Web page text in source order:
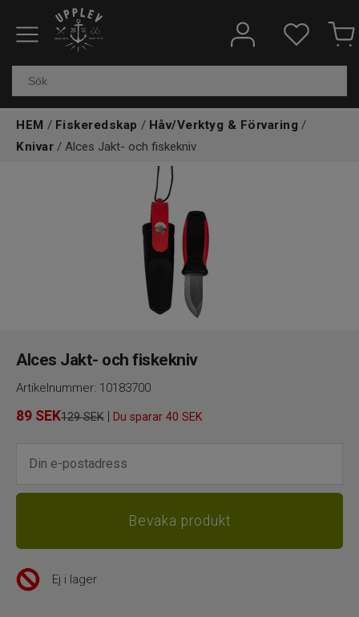
Fiskeredskap
Kläder & skor
HEM / Fiskeredskap / Håv/Verktyg & Förvaring /
Knivar / Alces Jakt- och fiskekniv
Alces Jakt- och fiskekniv
Artikelnummer: 10183700
89 SEK129 SEK | Du sparar 40 SEK
Ej i lager